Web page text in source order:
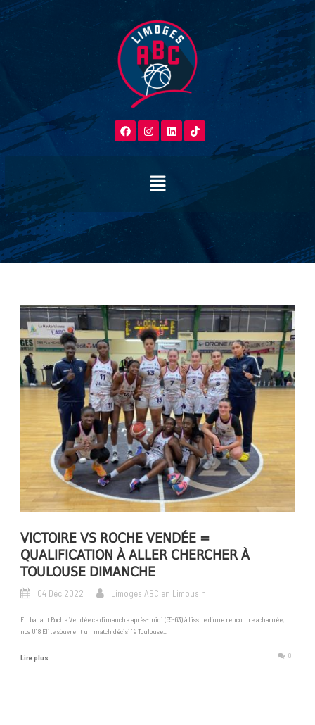
VICTOIRE VS ROCHE VENDÉE =
QUALIFICATION À ALLER CHERCHER À
TOULOUSE DIMANCHE
04 Déc 2022 Limoges ABC en Limousin
En battant Roche Vendée ce dimanche après-midi (65-63) à l’issue d’une rencontre acharnée,
nos U18 Elite s’ouvrent un match décisif à Toulouse...
Lire plus 0